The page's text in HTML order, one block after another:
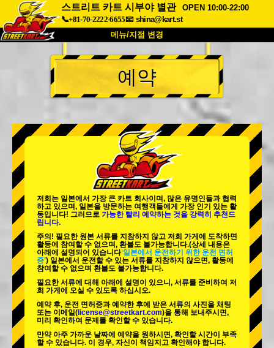
스트리트 카트 시부야 별관
OPEN 10:00-22:00
📞+81-70-2222-6655📧 shina@kart.st
메뉴/지점 변경
최상단
소개 사양 가격
회사 정보 예약
지점 변경
도쿄 시나가와 #1 도쿄 아키하바라#1
도쿄 아키하바라#2
도쿄 시부야 애넥스 도쿄 베이
도쿄 아사쿠사
오키나와
예약
저희는 일본에서 가장 큰 카트 회사이며, 많은 유명인들과 협력
하고 있으며, 일본을 방문하는 여행객들에게 가장 인기 있는 활
동입니다! 그러므로 가능한 빨리 예약하는 것을 강력히 추천드
립니다.
주의! 필요한 원본 서류를 지참하지 않고 저희 가게에 도착하면
활동에 참여할 수 없으며, 환불도 불가능합니다.(상세 내용은
아래에 설명되어 있습니다‘일본에서 운전하기 위한 운전 면허
증’) 일본에서 운전할 수 있는 서류를 지참하지 않으면, 활동에
참여할 수 없으며 환불도 불가능합니다.
필요한 서류에 대해 아래에 설명이 있으니, 서류를 준비하여 저
희 가게에 오실 수 있도록 하십시오.
예약 후, 운전 면허증과 예약한 후에 받은 서류의 사진을 채팅
또는 이메일( license@streetkart.com)을 통해 보내주시면,
미리 확인하여 문제를 확인할 수 있습니다.
만약 아주 가까운 날짜에 예약을 원하시면, 확인할 시간이 부족
할 수 있습니다. 이 경우, 자신이 책임지고 확인해야 합니다.